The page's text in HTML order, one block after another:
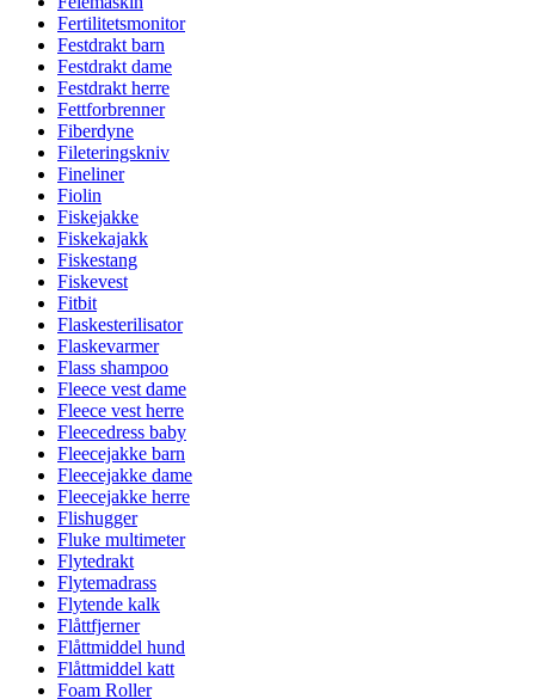
Fertilitetsmonitor
Festdrakt barn
Festdrakt dame
Festdrakt herre
Fettforbrenner
Fiberdyne
Fileteringskniv
Fineliner
Fiolin
Fiskejakke
Fiskekajakk
Fiskestang
Fiskevest
Fitbit
Flaskesterilisator
Flaskevarmer
Flass shampoo
Fleece vest dame
Fleece vest herre
Fleecedress baby
Fleecejakke barn
Fleecejakke dame
Fleecejakke herre
Flishugger
Fluke multimeter
Flytedrakt
Flytemadrass
Flytende kalk
Flåttfjerner
Flåttmiddel hund
Flåttmiddel katt
Foam Roller